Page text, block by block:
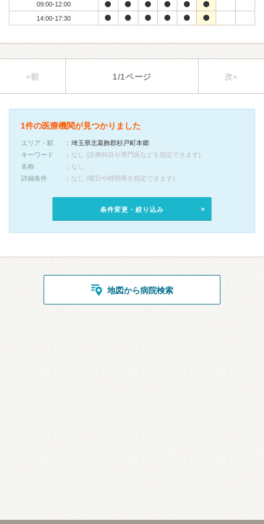
09:00-12:00
14:00-17:30
«前 1/1ページ 次»
1件の医療機関が見つかりました
エリア・駅
埼玉県北葛飾郡杉戸町本郷
キーワード
なし (診療科目や専門医などを指定できます)
名称
なし
詳細条件
なし (曜日や時間帯を指定できます)
条件変更・絞り込み
地図から病院検索